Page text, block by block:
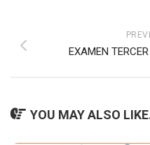
EXAMEN
YOU MAY ALSO